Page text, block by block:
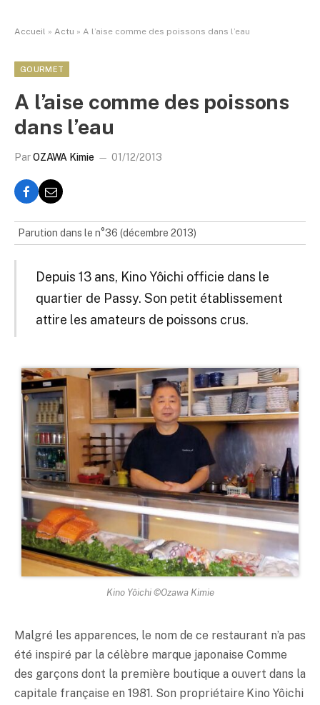
Accueil » Actu » A l’aise comme des poissons dans l’eau
GOURMET
A l’aise comme des poissons
dans l’eau
ParOZAWA Kimie 01/12/2013
Parution dans le n°36 (décembre 2013)
Depuis 13 ans, Kino Yôichi officie dans le
quartier de Passy. Son petit établissement
attire les amateurs de poissons crus.
Kino Yôichi ©Ozawa Kimie
Malgré les apparences, le nom de ce restaurant n’a pas
été inspiré par la célèbre marque japonaise Comme
des garçons dont la première boutique a ouvert dans la
capitale française en 1981. Son propriétaire Kino Yôichi